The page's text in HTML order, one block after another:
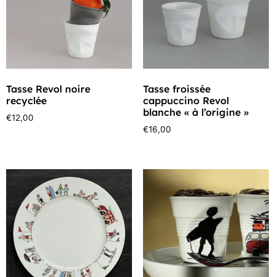
Tasse Revol noire
recyclée
€12,00
Tasse froissée
cappuccino Revol
blanche « à l’origine »
€16,00